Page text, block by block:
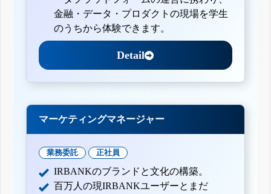
金融・データ・プロダクトの現場を学生
のうちから体験できます。
Detail
マーケティングマネージャー
業務委託 正社員
IRBANKのブランドと文化の構築。
百万人の現IRBANKユーザーとまだ